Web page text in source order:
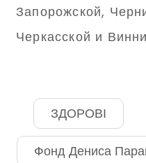
Запорожской,
Черкасской и
ЗДОРОВІ
Фонд Дениса